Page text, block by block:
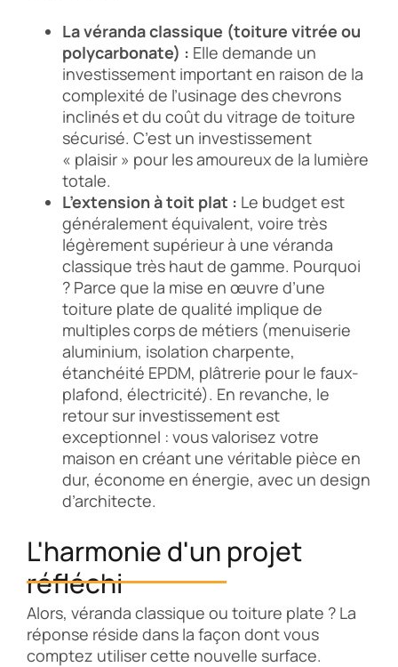
La véranda classique (toiture vitrée ou
polycarbonate) : Elle demande un
investissement important en raison de la
complexité de l’usinage des chevrons
inclinés et du coût du vitrage de toiture
sécurisé. C’est un investissement
« plaisir » pour les amoureux de la lumière
totale.
L’extension à toit plat : Le budget est
généralement équivalent, voire très
légèrement supérieur à une véranda
classique très haut de gamme. Pourquoi
? Parce que la mise en œuvre d’une
toiture plate de qualité implique de
multiples corps de métiers (menuiserie
aluminium, isolation charpente,
étanchéité EPDM, plâtrerie pour le faux-
plafond, électricité). En revanche, le
retour sur investissement est
exceptionnel : vous valorisez votre
maison en créant une véritable pièce en
dur, économe en énergie, avec un design
d’architecte.
L'harmonie d'un projet
réfléchi
Alors, véranda classique ou toiture plate ? La
réponse réside dans la façon dont vous
comptez utiliser cette nouvelle surface.